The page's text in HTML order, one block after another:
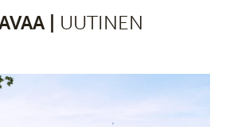
| UUTINEN